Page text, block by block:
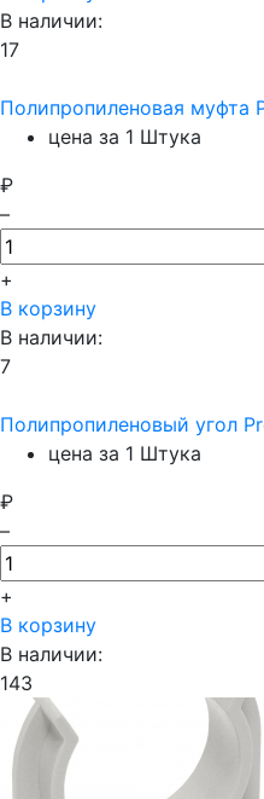
В наличии:
17
Полипропиленовая муфта
цена за 1 Штука
₽
–
+
В корзину
В наличии:
7
Полипропиленовый угол
цена за 1 Штука
₽
–
+
В корзину
В наличии:
143